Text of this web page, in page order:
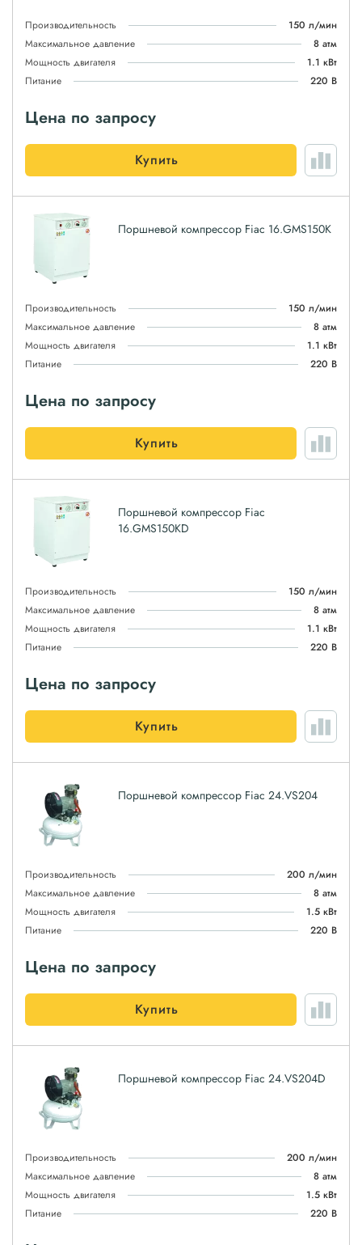
Производительность
150 л/мин
Максимальное давление
8 атм
Мощность двигателя
1.1 кВт
Питание
220 В
Цена по запросу
Купить
Поршневой компрессор Fiac 16.GMS150K
Производительность
150 л/мин
Максимальное давление
8 атм
Мощность двигателя
1.1 кВт
Питание
220 В
Цена по запросу
Купить
Поршневой компрессор Fiac
16.GMS150KD
Производительность
150 л/мин
Максимальное давление
8 атм
Мощность двигателя
1.1 кВт
Питание
220 В
Цена по запросу
Купить
Поршневой компрессор Fiac 24.VS204
Производительность
200 л/мин
Максимальное давление
8 атм
Мощность двигателя
1.5 кВт
Питание
220 В
Цена по запросу
Купить
Поршневой компрессор Fiac 24.VS204D
Производительность
200 л/мин
Максимальное давление
8 атм
Мощность двигателя
1.5 кВт
Питание
220 В